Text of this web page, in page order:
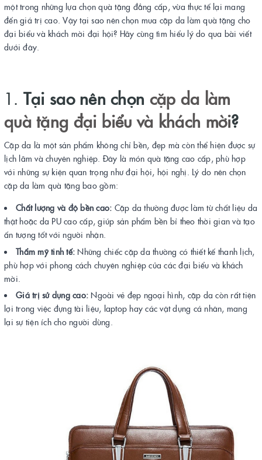
một trong những lựa chọn quà tặng đẳng cấp, vừa thực tế lại mang
đến giá trị cao. Vậy tại sao nên chọn mua cặp da làm quà tặng cho
đại biểu và khách mời đại hội? Hãy cùng tìm hiểu lý do qua bài viết
dưới đây.
1. Tại sao nên chọn cặp da làm
quà tặng đại biểu và khách mời?
Cặp da là một sản phẩm không chỉ bền, đẹp mà còn thể hiện được sự
lịch lãm và chuyên nghiệp. Đây là món quà tặng cao cấp, phù hợp
với những sự kiện quan trọng như đại hội, hội nghị. Lý do nên chọn
cặp da làm quà tặng bao gồm:
Chất lượng và độ bền cao: Cặp da thường được làm từ chất liệu da
thật hoặc da PU cao cấp, giúp sản phẩm bền bỉ theo thời gian và tạo
ấn tượng tốt với người nhận.
Thẩm mỹ tinh tế: Những chiếc cặp da thường có thiết kế thanh lịch,
phù hợp với phong cách chuyên nghiệp của các đại biểu và khách
mời.
Giá trị sử dụng cao: Ngoài vẻ đẹp ngoại hình, cặp da còn rất tiện
lợi trong việc đựng tài liệu, laptop hay các vật dụng cá nhân, mang
lại sự tiện ích cho người dùng.